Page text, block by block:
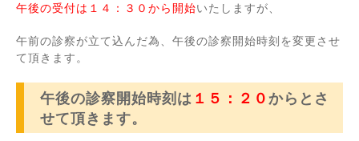
午後の受付は１４：３０から開始いたしますが、
午前の診察が立て込んだ為、午後の診察開始時刻を変更させ
て頂きます。
午後の診察開始時刻は １５：２０ からとさ
せて頂きます。